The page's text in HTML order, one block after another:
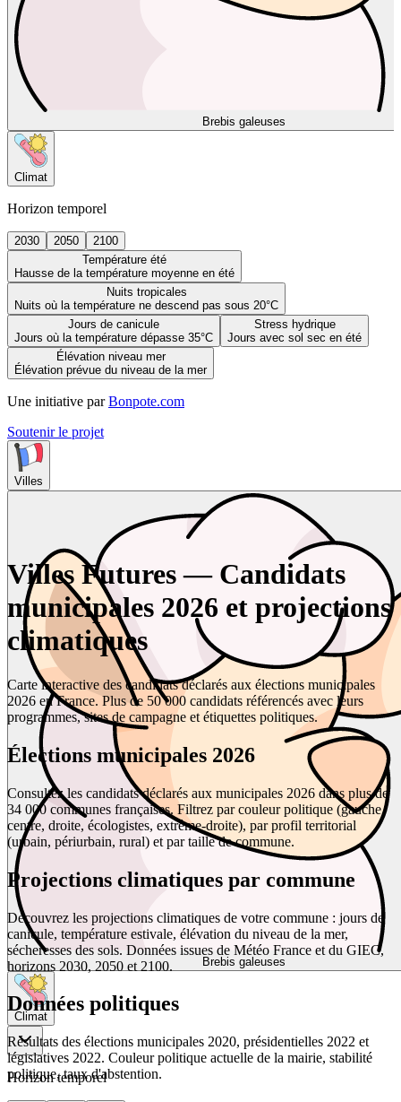
Brebis galeuses
Climat
Horizon temporel
2030 2050
2100
Température été
Hausse de la température moyenne en été
Nuits tropicales
Nuits où la température ne descend pas sous 20°C
Jours de canicule
Jours où la température dépasse 35°C
Stress hydrique
Jours avec sol sec en été
Élévation niveau mer
Élévation prévue du niveau de la mer
Une initiative par Bonpote.com
Soutenir le projet
Villes
Brebis galeuses
Climat
Horizon temporel
Villes Futures — Candidats
municipales 2026 et projections
climatiques
Carte interactive des candidats déclarés aux élections municipales
2026 en France. Plus de 50 000 candidats référencés avec leurs
programmes, sites de campagne et étiquettes politiques.
Élections municipales 2026
Consultez les candidats déclarés aux municipales 2026 dans plus de
34 000 communes françaises. Filtrez par couleur politique (gauche,
centre, droite, écologistes, extrême-droite), par profil territorial
(urbain, périurbain, rural) et par taille de commune.
Projections climatiques par commune
Découvrez les projections climatiques de votre commune : jours de
canicule, température estivale, élévation du niveau de la mer,
sécheresses des sols. Données issues de Météo France et du GIEC,
horizons 2030, 2050 et 2100.
Données politiques
Résultats des élections municipales 2020, présidentielles 2022 et
législatives 2022. Couleur politique actuelle de la mairie, stabilité
politique, taux d'abstention.